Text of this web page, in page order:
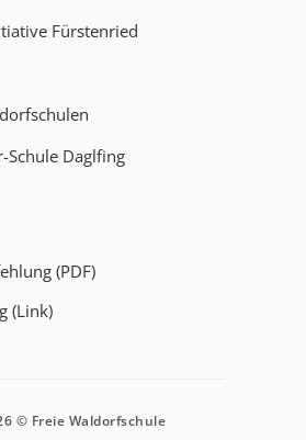
Fürstenried
Schule Daglfing
(PDF)
(Link)
© Freie Waldorfschule